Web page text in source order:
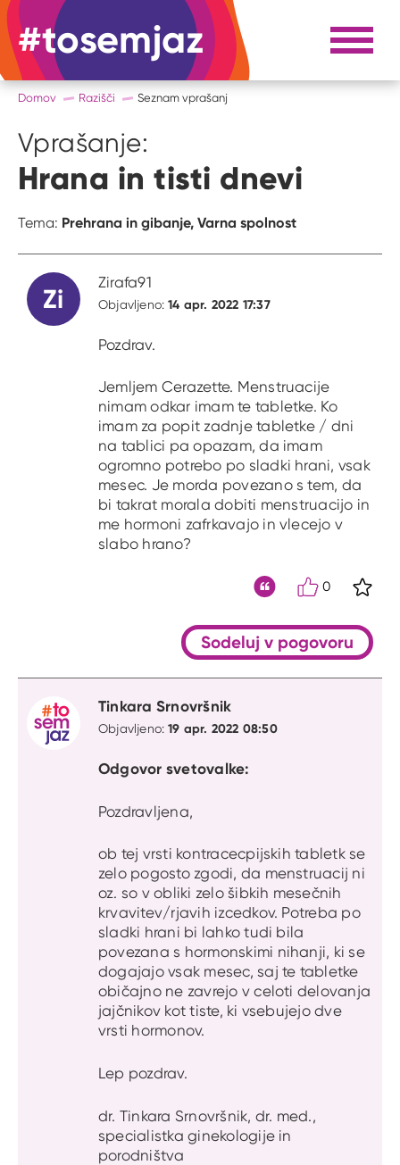
#tosemjaz #to sem jaz Razpri
Domov Razišči Seznam vprašanj
Vprašanje:
Hrana in tisti dnevi
Tema: Prehrana in gibanje, Varna spolnost
Zi
Zirafa91
Objavljeno:14 apr. 2022 17:37
Pozdrav.
Jemljem Cerazette. Menstruacije
nimam odkar imam te tabletke. Ko
imam za popit zadnje tabletke / dni
na tablici pa opazam, da imam
ogromno potrebo po sladki hrani, vsak
mesec. Je morda povezano s tem, da
bi takrat morala dobiti menstruacijo in
me hormoni zafrkavajo in vlecejo v
slabo hrano?
0
Sodeluj v pogovoru
Tinkara Srnovršnik
Objavljeno:19 apr. 2022 08:50
Odgovor svetovalke:
Pozdravljena,
ob tej vrsti kontracecpijskih tabletk se
zelo pogosto zgodi, da menstruacij ni
oz. so v obliki zelo šibkih mesečnih
krvavitev/rjavih izcedkov. Potreba po
sladki hrani bi lahko tudi bila
povezana s hormonskimi nihanji, ki se
dogajajo vsak mesec, saj te tabletke
običajno ne zavrejo v celoti delovanja
jajčnikov kot tiste, ki vsebujejo dve
vrsti hormonov.
Lep pozdrav.
dr. Tinkara Srnovršnik, dr. med.,
specialistka ginekologije in
porodništva